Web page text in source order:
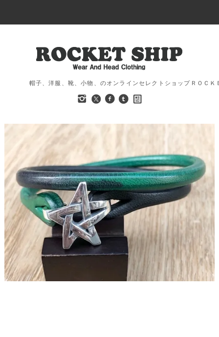
帽子、洋服、靴、小物、のオンラインセレクトショップＲＯＣ